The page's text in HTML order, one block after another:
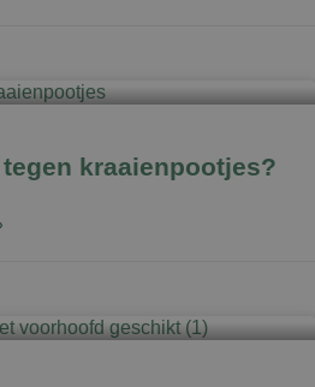
kraaienpootjes?